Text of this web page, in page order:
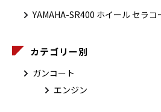
YAMAHA-SR400 ホイール セラコ
カテゴリー別
ガンコート
エンジン